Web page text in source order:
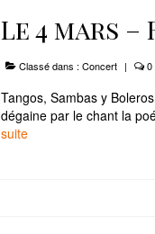
Le 4 mars
Classé dans : Concert | 0
Tangos, Sambas y
dégaine par le chant la
suite­­